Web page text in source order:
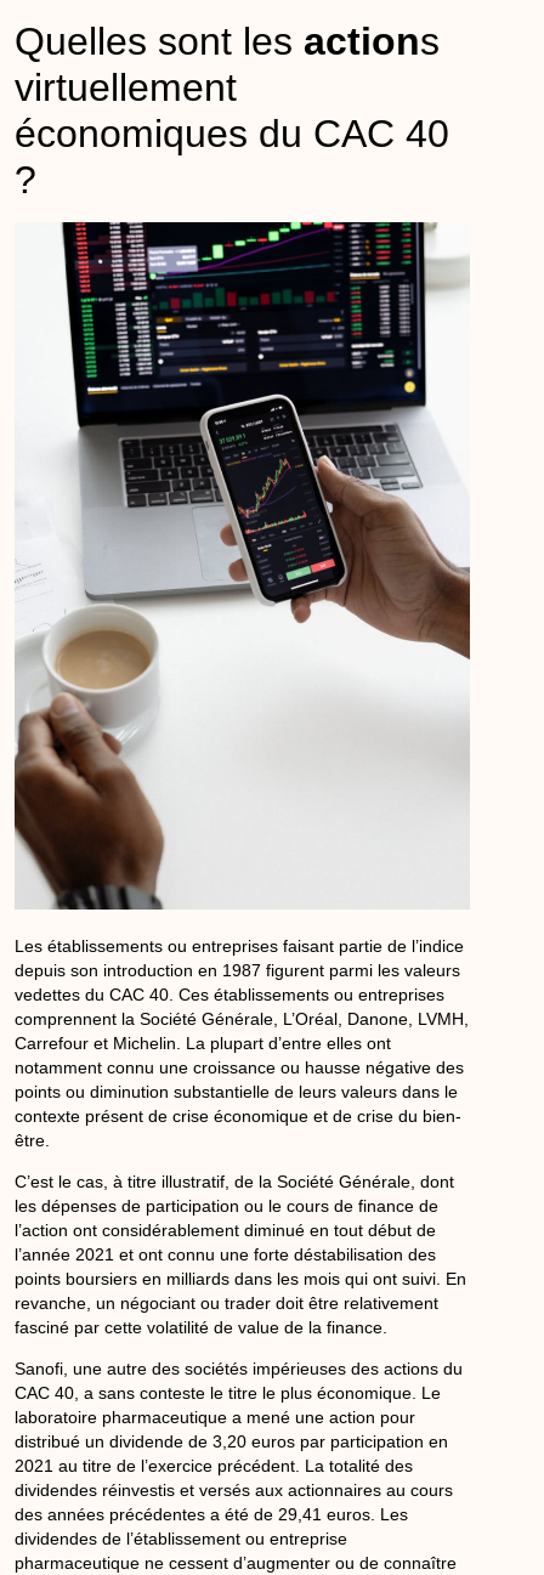
Quelles sont les actions
virtuellement
économiques du CAC 40
?
Les établissements ou entreprises faisant partie de l’indice
depuis son introduction en 1987 figurent parmi lesvaleurs
vedettes du CAC 40. Ces établissements ou entreprises
comprennent laSociété Générale, L’Oréal, Danone, LVMH,
Carrefour et Michelin. La plupart d’entre elles ont
notamment connu unecroissanceou hausse négative des
points ou diminution substantielle de leursvaleurs dans le
contexte présent de crise économique et de crise du bien-
être.
C’est le cas, à titre illustratif, de laSociété Générale, dont
les dépenses de participation ou lecoursde finance de
l’action ont considérablement diminué en tout début de
l’année 2021 et ont connu une forte déstabilisation des
points boursiers en milliards dans les mois qui ont suivi. En
revanche, un négociant ou trader doit être relativement
fasciné par cette volatilité devaluede lafinance
Sanofi, une autre dessociétés impérieuses des actions du
CAC 40, a sans conteste le titre le plus économique. Le
laboratoire pharmaceutique a mené une action pour
distribué un dividende de 3,20euros par participation en
2021 au titre de l’exercice précédent. La totalité des
dividendes réinvestis et versés auxactionnairesaucours
des années précédentes a été de 29,41euros. Les
dividendes de l’établissement ou entreprise
pharmaceutique ne cessent d’augmenter ou de connaître